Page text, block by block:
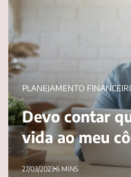
PLANEJAMENTO
Devo contar
vida ao meu
27/03/20236 MINS